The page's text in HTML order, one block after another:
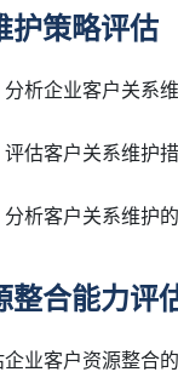
护策略评估
析企业客户关系
估客户关系维护
析客户关系维护
整合能力评
业客户资源整合